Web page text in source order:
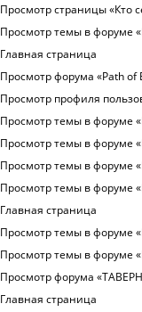
Просмотр страницы «Кто
Просмотр темы в форуме
Главная страница
Просмотр форума «Path of
Просмотр профиля
Просмотр темы в форуме
Просмотр темы в форуме
Просмотр темы в форуме
Просмотр темы в форуме
Главная страница
Просмотр темы в форуме
Просмотр темы в форуме
Просмотр форума
Главная страница